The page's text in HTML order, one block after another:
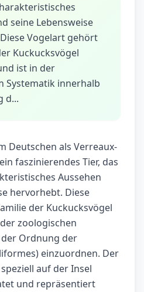
seine Lebensweise
Vogelart gehört
Kuckucksvögel
ist in der
Systematik innerhalb
d...
Deutschen als Verreaux-
faszinierendes Tier, das
Aussehen
hervorhebt. Diese
der Kuckucksvögel
zoologischen
Ordnung der
einzuordnen. Der
auf der Insel
und repräsentiert